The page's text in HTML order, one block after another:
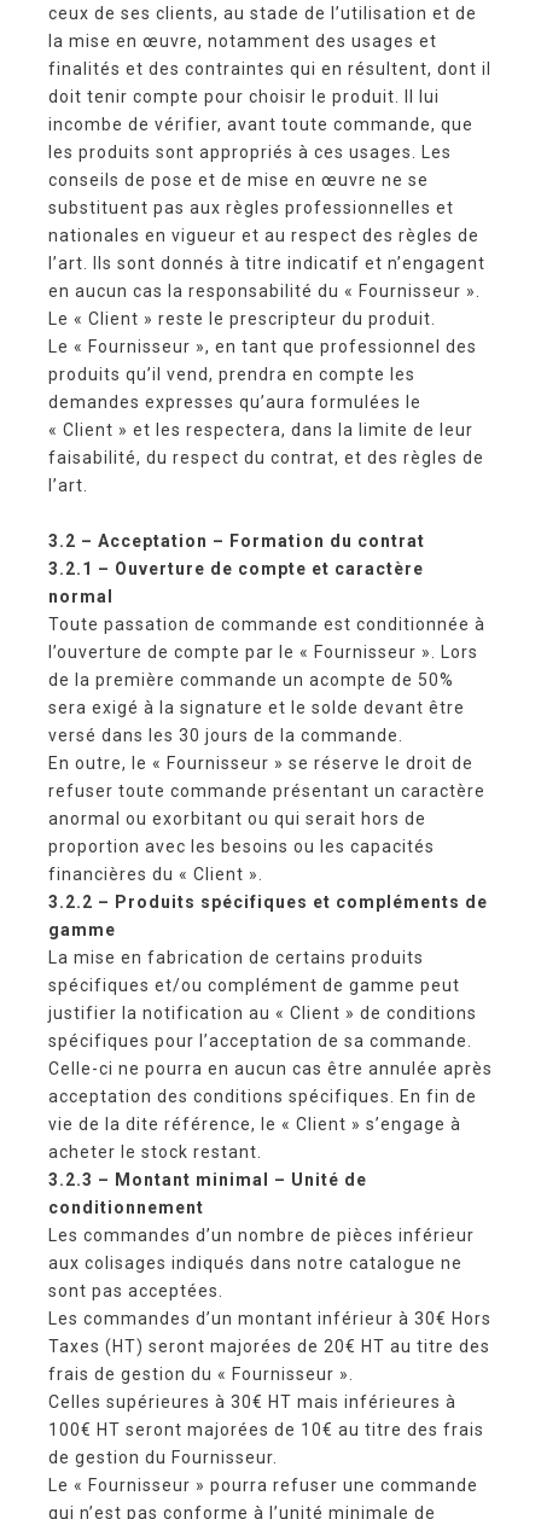
ceux de ses clients, au stade de l’utilisation et de
la mise en œuvre, notamment des usages et
finalités et des contraintes qui en résultent, dont il
doit tenir compte pour choisir le produit. Il lui
incombe de vérifier, avant toute commande, que
les produits sont appropriés à ces usages. Les
conseils de pose et de mise en œuvre ne se
substituent pas aux règles professionnelles et
nationales en vigueur et au respect des règles de
l’art. Ils sont donnés à titre indicatif et n’engagent
en aucun cas la responsabilité du « Fournisseur ».
Le « Client » reste le prescripteur du produit.
Le « Fournisseur », en tant que professionnel des
produits qu’il vend, prendra en compte les
demandes expresses qu’aura formulées le
« Client » et les respectera, dans la limite de leur
faisabilité, du respect du contrat, et des règles de
l’art.
3.2 – Acceptation – Formation du contrat
3.2.1 – Ouverture de compte et caractère
normal
Toute passation de commande est conditionnée à
l’ouverture de compte par le « Fournisseur ». Lors
de la première commande un acompte de 50%
sera exigé à la signature et le solde devant être
versé dans les 30 jours de la commande.
En outre, le « Fournisseur » se réserve le droit de
refuser toute commande présentant un caractère
anormal ou exorbitant ou qui serait hors de
proportion avec les besoins ou les capacités
financières du « Client ».
3.2.2 – Produits spécifiques et compléments de
gamme
La mise en fabrication de certains produits
spécifiques et/ou complément de gamme peut
justifier la notification au « Client » de conditions
spécifiques pour l’acceptation de sa commande.
Celle-ci ne pourra en aucun cas être annulée après
acceptation des conditions spécifiques. En fin de
vie de la dite référence, le « Client » s’engage à
acheter le stock restant.
3.2.3 – Montant minimal – Unité de
conditionnement
Les commandes d’un nombre de pièces inférieur
aux colisages indiqués dans notre catalogue ne
sont pas acceptées.
Les commandes d’un montant inférieur à 30€ Hors
Taxes (HT) seront majorées de 20€ HT au titre des
frais de gestion du « Fournisseur ».
Celles supérieures à 30€ HT mais inférieures à
100€ HT seront majorées de 10€ au titre des frais
de gestion du Fournisseur.
Le « Fournisseur » pourra refuser une commande
qui n’est pas conforme à l’unité minimale de